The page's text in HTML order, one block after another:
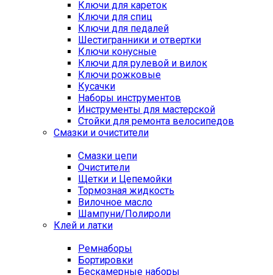
Ключи для кареток
Ключи для спиц
Ключи для педалей
Шестигранники и отвертки
Ключи конусные
Ключи для рулевой и вилок
Ключи рожковые
Кусачки
Наборы инструментов
Инструменты для мастерской
Стойки для ремонта велосипедов
Смазки и очистители
Смазки цепи
Очистители
Щетки и Цепемойки
Тормозная жидкость
Вилочное масло
Шампуни/Полироли
Клей и латки
Ремнаборы
Бортировки
Бескамерные наборы